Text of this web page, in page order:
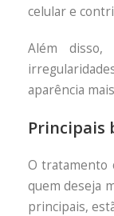
celular e
Além disso,
aparência
Principais
O tratamento
quem deseja
principais,